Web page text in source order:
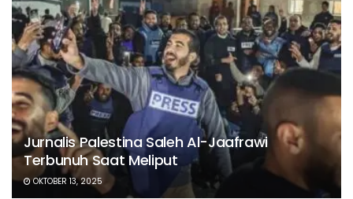
Jurnalis Palestina Saleh Al-Jaafrawi
Terbunuh Saat Meliput
OKTOBER 13, 2025